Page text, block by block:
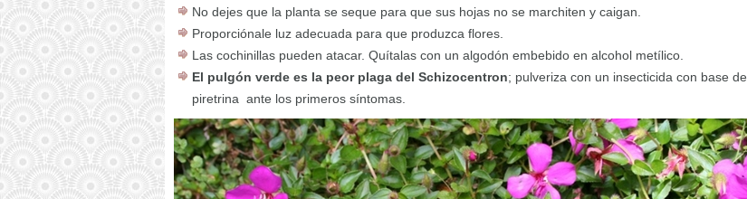
No dejes que la planta se seque para que sus hojas no se marchiten y caigan.
Proporciónale luz adecuada para que produzca flores.
Las cochinillas pueden atacar. Quítalas con un algodón embebido en alcohol metílico.
El pulgón verde es la peor plaga del Schizocentron; pulveriza con un insecticida con base de
piretrina ante los primeros síntomas.